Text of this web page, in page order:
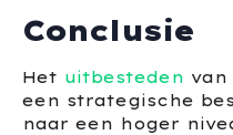
Conclusie
Het uitbesteden
een strategische
naar een hoger